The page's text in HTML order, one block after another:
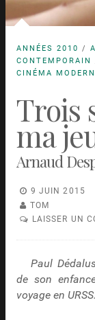
ANNÉES 2010 /
CONTEMPORAIN
CINÉMA
Trois
ma
Arnaud
9 JUIN 2015
TOM
LAISSER UN
Paul
de son
voyage en